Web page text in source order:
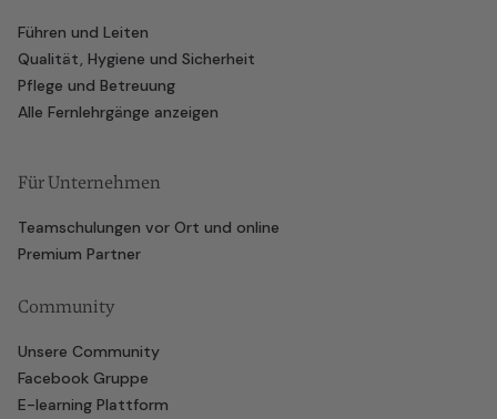
Führen und Leiten
Qualität, Hygiene und Sicherheit
Pflege und Betreuung
Alle Fernlehrgänge anzeigen
Für Unternehmen
Teamschulungen vor Ort und online
Premium Partner
Community
Unsere Community
Facebook Gruppe
E-learning Plattform